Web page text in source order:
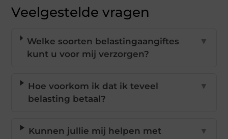
Veelgestelde vragen
Welke soorten belastingaangiftes
kunt u voor mij verzorgen?
▼
Hoe voorkom ik dat ik teveel
belasting betaal?
▼
Kunnen jullie mij helpen met
▼